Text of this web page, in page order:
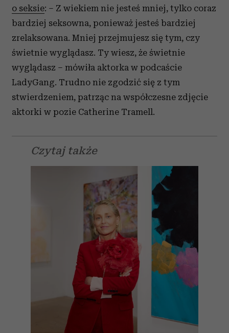
otrzymanymi od Ciebie lub uzyskanymi podczas
korzystania z ich usług.
o seksie: – Z wiekiem nie jesteś mniej, tylko coraz
bardziej seksowna, ponieważ jesteś bardziej
zrelaksowana. Mniej przejmujesz się tym, czy
świetnie wyglądasz. Ty wiesz, że świetnie
wyglądasz – mówiła aktorka w podcaście
LadyGang. Trudno nie zgodzić się z tym
stwierdzeniem, patrząc na współczesne zdjęcie
aktorki w pozie Catherine Tramell.
Czytaj także